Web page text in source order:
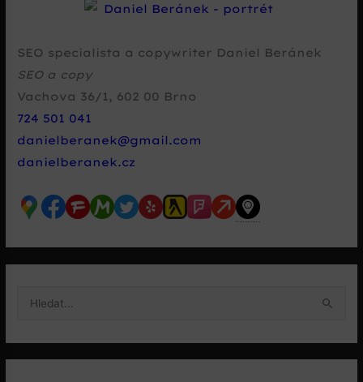
SEO specialista a copywriter Daniel Beránek
SEO a copy
Vachova 36/1 , 602 00 Brno
724 501 041
danielberanek@gmail.com
danielberanek.cz
h
l